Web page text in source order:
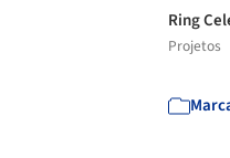
Ring
Projetos